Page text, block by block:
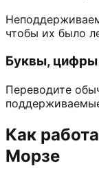
чтобы их было
Буквы, цифры
Переводите
Как
Морзе